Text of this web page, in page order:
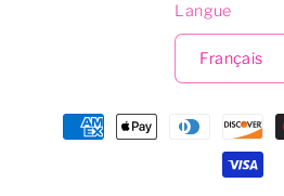
Langue
Français
Méthodes
de